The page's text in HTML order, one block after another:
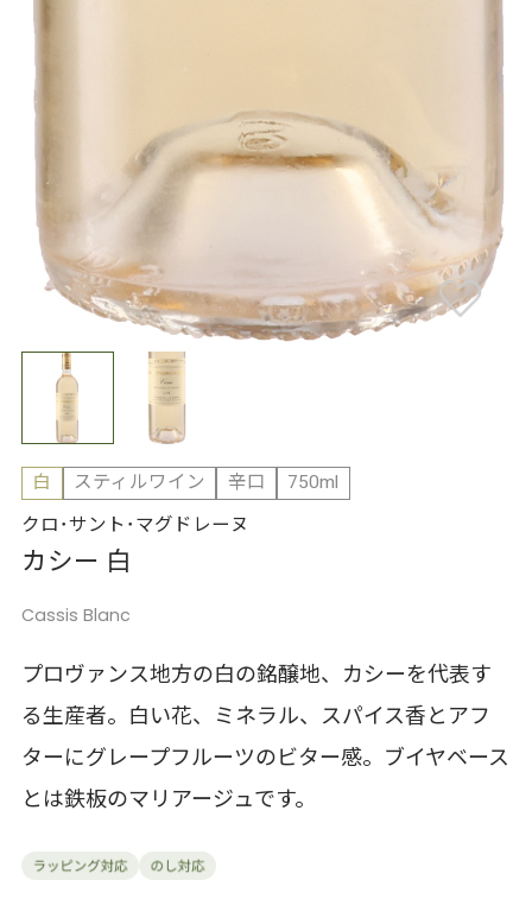
白 スティルワイン 辛口
750ml
クロ･サント･マグドレーヌ
カシー 白
Cassis Blanc
プロヴァンス地方の白の銘醸地、カシーを代表す
る生産者。白い花、ミネラル、スパイス香とアフ
ターにグレープフルーツのビター感。ブイヤベース
とは鉄板のマリアージュです。